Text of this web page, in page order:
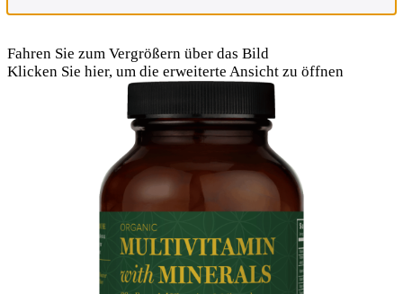
Fahren Sie zum Vergrößern über das Bild
Klicken Sie hier, um die erweiterte Ansicht zu öffnen